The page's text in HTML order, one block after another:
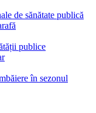
de sănătate publică
publice
în sezonul